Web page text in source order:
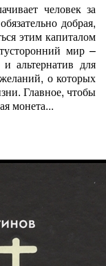
человек за
добрая,
этим капиталом
мир –
альтернатив для
о которых
Главное, чтобы
монета...